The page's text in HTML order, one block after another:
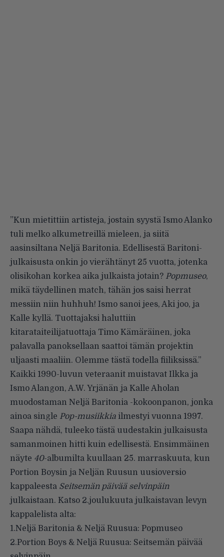
”Kun mietittiin artisteja, jostain syystä Ismo Alanko
tuli melko alkumetreillä mieleen, ja siitä
aasinsiltana Neljä Baritonia. Edellisestä Baritoni-
julkaisusta onkin jo vierähtänyt 25 vuotta, jotenka
olisikohan korkea aika julkaista jotain? Popmuseo,
mikä täydellinen match, tähän jos saisi herrat
messiin niin huhhuh! Ismo sanoi jees, Aki joo, ja
Kalle kyllä. Tuottajaksi haluttiin
kitarataiteilijatuottaja Timo Kämäräinen, joka
palavalla panoksellaan saattoi tämän projektin
uljaasti maaliin. Olemme tästä todella fiiliksissä.”
Kaikki 1990-luvun veteraanit muistavat Ilkka ja
Ismo Alangon, A.W. Yrjänän ja Kalle Aholan
muodostaman Neljä Baritonia -kokoonpanon, jonka
ainoa single Pop-musiikkia ilmestyi vuonna 1997.
Saapa nähdä, tuleeko tästä uudestakin julkaisusta
samanmoinen hitti kuin edellisestä. Ensimmäinen
näyte 40-albumilta kuullaan 25. marraskuuta, kun
Portion Boysin ja Neljän Ruusun uusioversio
kappaleesta Seitsemän päivää selvinpäin
julkaistaan. Katso 2.joulukuuta julkaistavan levyn
kappalelista alta:
1.Neljä Baritonia & Neljä Ruusua: Popmuseo
2.Portion Boys & Neljä Ruusua: Seitsemän päivää